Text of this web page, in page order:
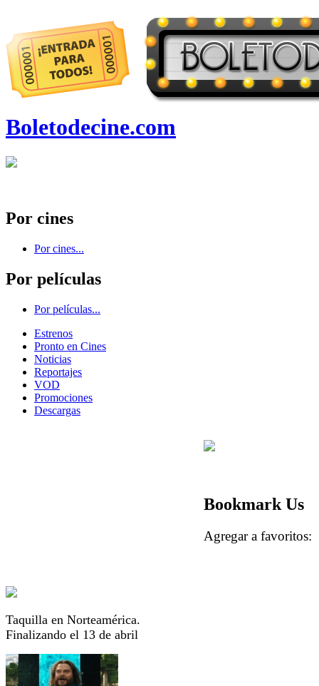
Boletodecine.com
Por cines
Por cines...
Por películas
Por películas...
Estrenos
Pronto en Cines
Noticias
Reportajes
VOD
Promociones
Descargas
Taquilla en Norteamérica.
Finalizando el 13 de abril
Bookmark Us
Agregar a